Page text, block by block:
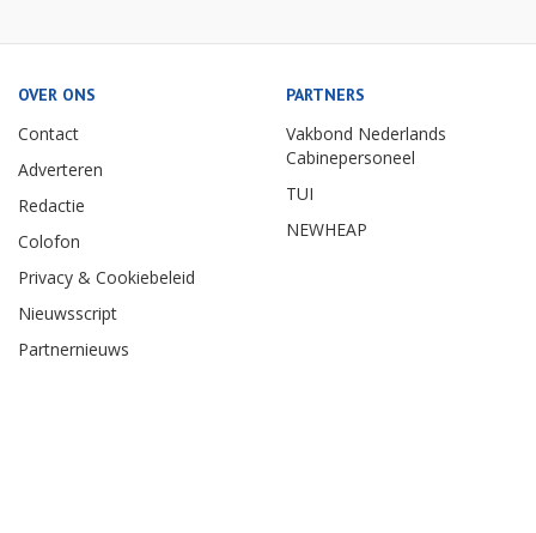
OVER ONS
Contact
Adverteren
Redactie
Colofon
Privacy & Cookiebeleid
Nieuwsscript
Partnernieuws
PARTNERS
Vakbond Nederlands
Cabinepersoneel
TUI
NEWHEAP